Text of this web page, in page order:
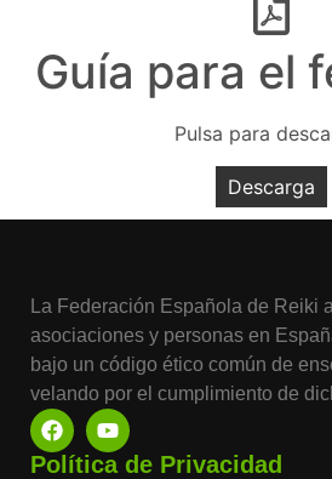
Guía para el
Pulsa para
Descarga
La Federación Española de Reiki
asociaciones y personas en
bajo un código ético común de
velando por el cumplimiento de
Política de Privacidad